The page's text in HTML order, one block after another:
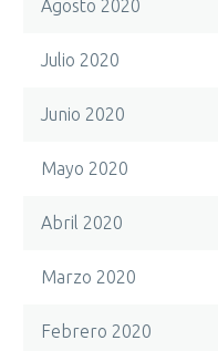
Agosto 2020
Julio 2020
Junio 2020
Mayo 2020
Abril 2020
Marzo 2020
Febrero 2020